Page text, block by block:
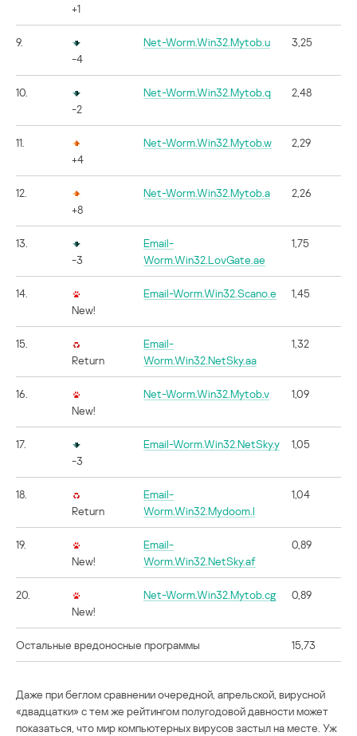
+1
9.
-4
Net-Worm.Win32.Mytob.u 3,25
10.
-2
Net-Worm.Win32.Mytob.q 2,48
11.
+4
Net-Worm.Win32.Mytob.w 2,29
12.
+8
Net-Worm.Win32.Mytob.a 2,26
13.
-3
Email-
Worm.Win32.LovGate.ae
1,75
14.
New!
Email-Worm.Win32.Scano.e 1,45
15.
Return
Email-
Worm.Win32.NetSky.aa
1,32
16.
New!
Net-Worm.Win32.Mytob.v 1,09
17.
-3
Email-Worm.Win32.NetSky.y 1,05
18.
Return
Email-
Worm.Win32.Mydoom.l
1,04
19.
New!
Email-
Worm.Win32.NetSky.af
0,89
20.
New!
Net-Worm.Win32.Mytob.cg 0,89
Остальные вредоносные программы 15,73
Даже при беглом сравнении очередной, апрельской, вирусной
«двадцатки» с тем же рейтингом полугодовой давности может
показаться, что мир компьютерных вирусов застыл на месте. Уж